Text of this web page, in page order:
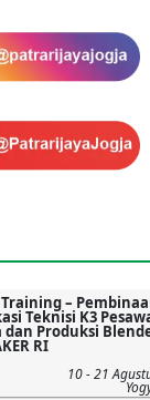
–
Teknisi K3
dan Produksi
RI
10 - 21